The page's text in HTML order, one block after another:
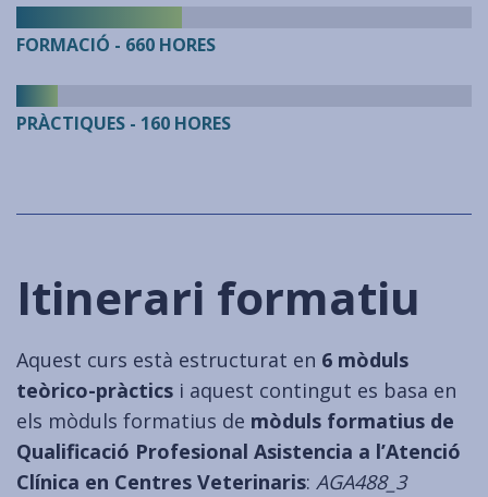
FORMACIÓ - 660 HORES
PRÀCTIQUES - 160 HORES
Itinerari formatiu
Aquest curs està estructurat en 6 mòduls
teòrico-pràctics i aquest contingut es basa en
els mòduls formatius de mòduls formatius de
Qualificació Profesional Asistencia a l’Atenció
Clínica en Centres Veterinaris: AGA488_3